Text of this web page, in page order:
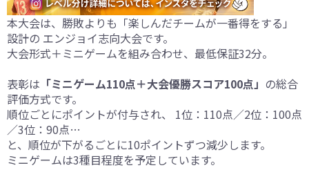
本大会は、勝敗よりも「楽しんだチームが一番得をする」
設計の エンジョイ志向大会です。
大会形式＋ミニゲームを組み合わせ、最低保証32分。
表彰は 「ミニゲーム110点＋大会優勝スコア100点」 の総合
評価方式です。
順位ごとにポイントが付与され、 1位：110点／2位：100点
／3位：90点…
と、順位が下がるごとに10ポイントずつ減少します。
ミニゲームは3種目程度を予定しています。